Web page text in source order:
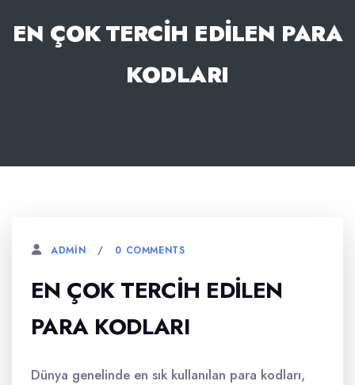
EN ÇOK TERCIH EDILEN PARA
KODLARI
ADMIN 0 COMMENTS
EN ÇOK TERCIH EDILEN
PARA KODLARI
Dünya genelinde en sık kullanılan para kodları,